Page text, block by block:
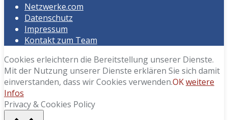
Netzwerke.com
Datenschutz
Impressum
Kontakt zum Team
Cookies erleichtern die Bereitstellung unserer Dienste.
Mit der Nutzung unserer Dienste erklären Sie sich damit
einverstanden, dass wir Cookies verwenden.OKweitere
Infos
Privacy & Cookies Policy